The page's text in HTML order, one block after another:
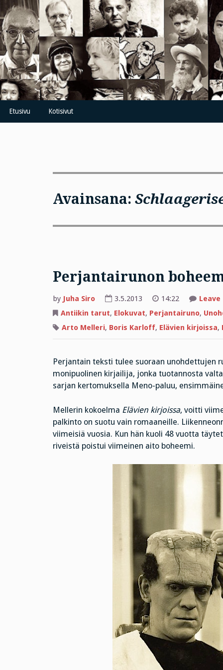
Skip
to
content
Etusivu Kotisivut
Avainsana:
Perjantairunon
by Juha Siro 3.5.2013 14:22
Antiikin tarut, Elokuvat, Perjantairuno,
Arto Melleri, Boris Karloff, Elävien kirjoissa,
Perjantain teksti tulee suoraan unohdettujen
monipuolinen kirjailija, jonka tuotannosta
sarjan kertomuksella Meno-paluu,
Mellerin kokoelma Elävien kirjoissa, voitti
palkinto on suotu vain romaaneille.
viimeisiä vuosia. Kun hän kuoli 48 vuotta
riveistä poistui viimeinen aito boheemi.